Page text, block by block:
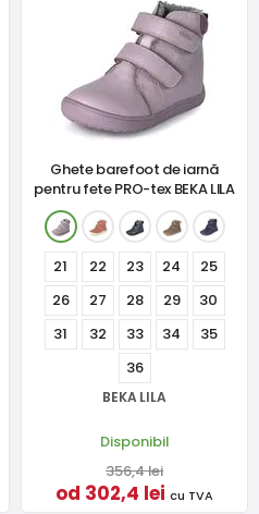
Ghete barefoot de iarnă
pentru fete PRO-tex BEKA LILA
21 22 23 24
25
26
27 28 29
30
31
32 33 34
35
36
BEKA LILA
Disponibil
356,4 lei
od 302,4 lei cu TVA